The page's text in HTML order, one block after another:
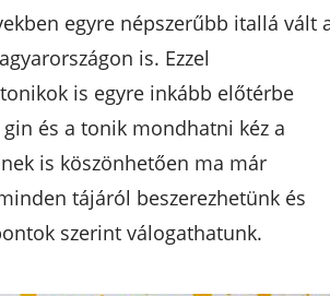
egyre népszerűbb itallá vált
is. Ezzel
is egyre inkább előtérbe
és a tonik mondhatni kéz a
is köszönhetően ma már
tájáról beszerezhetünk és
szerint válogathatunk.